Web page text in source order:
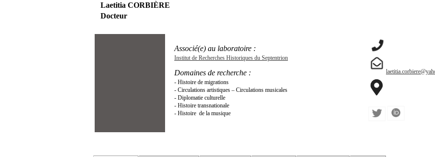
Laetitia CORBIÈRE
Docteur
Associé(e) au laboratoire :
Institut de Recherches Historiques du Septentrion
Domaines de recherche :
- Histoire de migrations
- Circulations artistiques – Circulations musicales
- Diplomatie culturelle
- Histoire transnationale
- Histoire de la musique